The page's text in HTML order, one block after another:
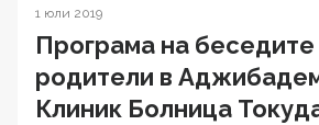
1 юли 2019
Програма на
родители в
Клиник Болница